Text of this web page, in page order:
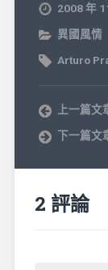
2008 年
異國風情
Arturo
上一篇文
下一篇文
2 評論